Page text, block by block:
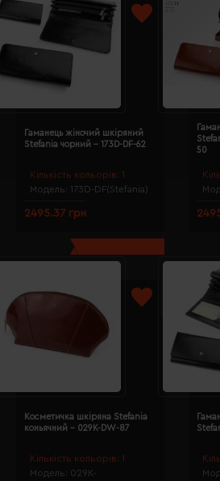
Кількість кольорів: 1
Модель: 173D-DF(Stefania)
Гаманець жіночий шкіряний
Stefania чорний - 173D-DF-62
2495.37 грн
50
Кількість кольорів: 1
Модель: 029K-
Косметичка шкіряна Stefania
коньячний - 029K-DW-87